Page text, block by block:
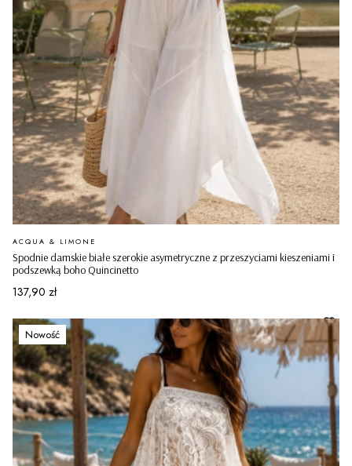
Spodnie damskie białe szerokie asymetryczne z przeszyciami kieszeniami i
podszewką boho Quincinetto
PRODUCENT
ACQUA & LIMONE
Cena
137,90 zł
Nowość